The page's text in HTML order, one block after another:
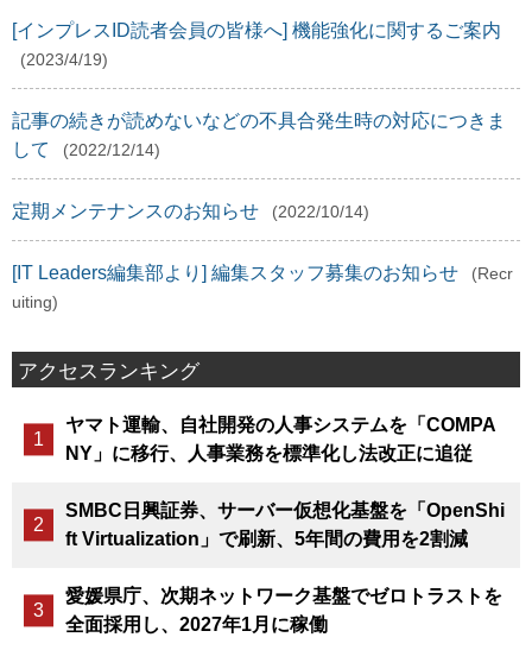
[インプレスID読者会員の皆様へ] 機能強化に関するご案内
(2023/4/19)
記事の続きが読めないなどの不具合発生時の対応につきま
して
(2022/12/14)
定期メンテナンスのお知らせ (2022/10/14)
[IT Leaders編集部より] 編集スタッフ募集のお知らせ
(Recr
uiting)
アクセスランキング
ヤマト運輸、自社開発の人事システムを「COMPA
NY」に移行、人事業務を標準化し法改正に追従
SMBC日興証券、サーバー仮想化基盤を「OpenShi
ft Virtualization」で刷新、5年間の費用を2割減
愛媛県庁、次期ネットワーク基盤でゼロトラストを
全面採用し、2027年1月に稼働